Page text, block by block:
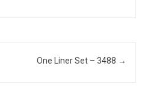
One Liner Set – 3488 →